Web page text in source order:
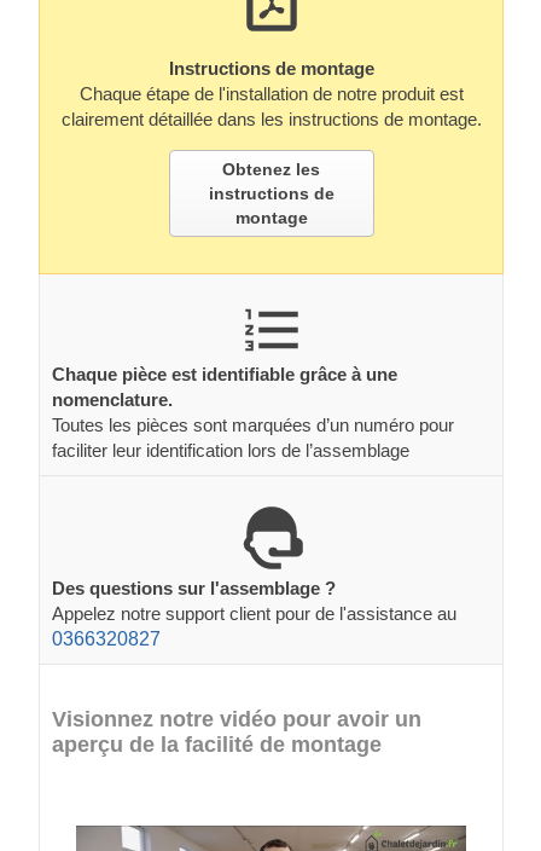
Instructions de montage
Chaque étape de l'installation de notre produit est
clairement détaillée dans les instructions de montage.
Obtenez les
instructions de
montage
Chaque pièce est identifiable grâce à une
nomenclature.
Toutes les pièces sont marquées d’un numéro pour
faciliter leur identification lors de l’assemblage
Des questions sur l'assemblage ?
Appelez notre support client pour de l'assistance au
0366320827
Visionnez notre vidéo pour avoir un
aperçu de la facilité de montage